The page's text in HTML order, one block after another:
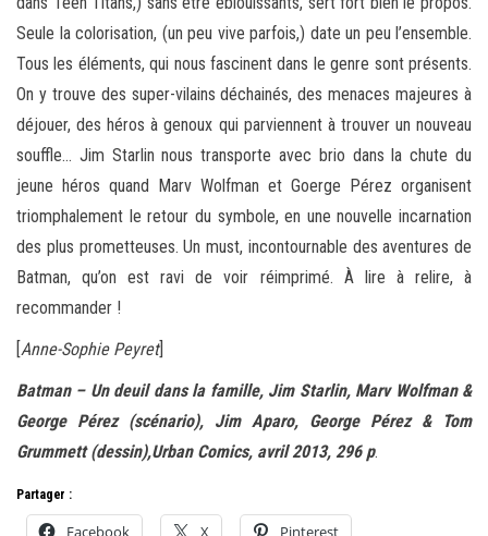
Seule la colorisation, (un peu vive parfois,) date un peu l’ensemble.
Tous les éléments, qui nous fascinent dans le genre sont présents.
On y trouve des super-vilains déchainés, des menaces majeures à
déjouer, des héros à genoux qui parviennent à trouver un nouveau
souffle… Jim Starlin nous transporte avec brio dans la chute du
jeune héros quand Marv Wolfman et Goerge Pérez organisent
triomphalement le retour du symbole, en une nouvelle incarnation
des plus prometteuses. Un must, incontournable des aventures de
Batman, qu’on est ravi de voir réimprimé. À lire à relire, à
recommander !
[Anne-Sophie Peyret]
Batman – Un deuil dans la famille, Jim Starlin, Marv Wolfman &
George Pérez (scénario), Jim Aparo, George Pérez & Tom
Grummett (dessin),Urban Comics, avril 2013, 296 p.
Partager :
Facebook X Pinterest